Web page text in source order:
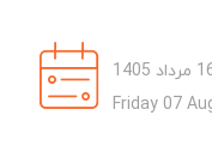
Friday 07